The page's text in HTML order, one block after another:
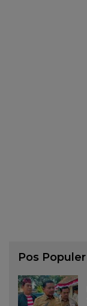
Pos Populer